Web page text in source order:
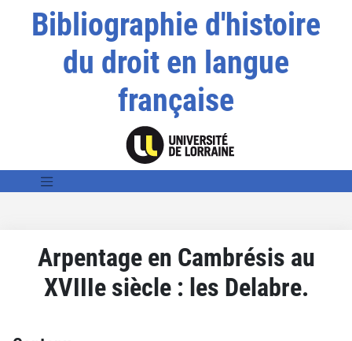
Bibliographie d'histoire
du droit en langue
française
Arpentage en Cambrésis au
XVIIIe siècle : les Delabre.